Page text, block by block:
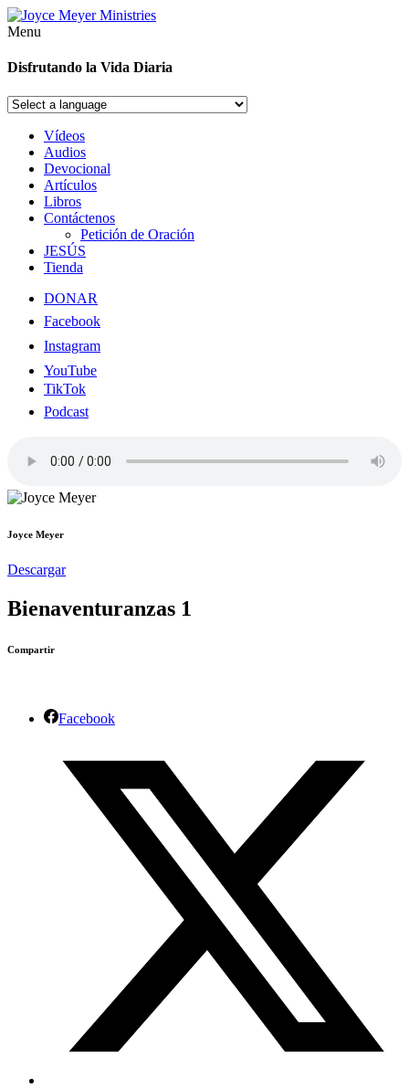
Menu
Disfrutando la Vida Diaria
Vídeos
Audios
Devocional
Artículos
Libros
Contáctenos
Petición de Oración
JESÚS
Tienda
DONAR
Facebook
Instagram
YouTube
TikTok
Podcast
Joyce Meyer
Descargar
Bienaventuranzas 1
Compartir
Facebook